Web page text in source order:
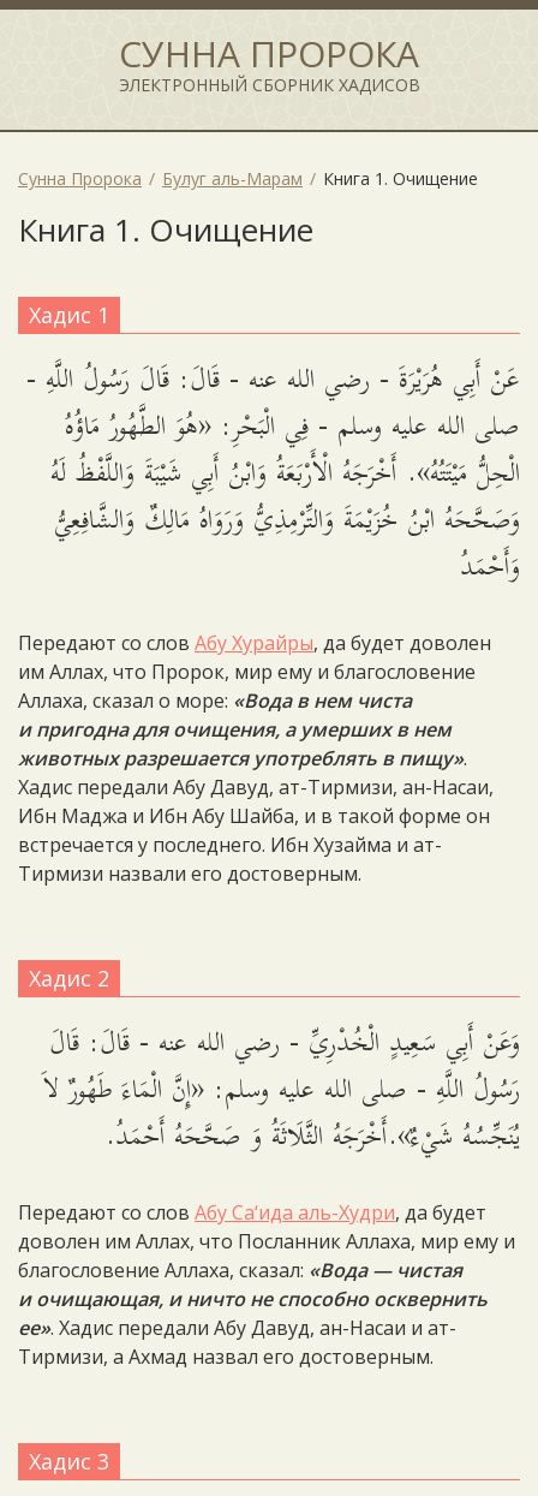
СУННА ПРОРОКА
ЭЛЕКТРОННЫЙ СБОРНИК ХАДИСОВ
Сунна Пророка Булуг аль-Марам Книга 1. Очищение
Книга 1. Очищение
Хадис 1
عَنْ أَبِي هُرَيْرَةَ - رضي الله عنه - قَالَ: قَالَ رَسُولُ اللَّهِ -
صلى الله عليه وسلم - فِي الْبَحْرِ: «هُوَ الطَّهُورُ مَاؤُهُ
الْحِلُّ مَيْتَتُهُ». أَخْرَجَهُ الْأَرْبَعَةُ وَابْنُ أَبِي شَيْبَةَ وَاللَّفْظُ لَهُ
وَصَحَّحَهُ ابْنُ خُزَيْمَةَ وَالتِّرْمِذِيُّ وَرَوَاهُ مَالِكٌ وَالشَّافِعِيُّ
وَأَحْمَدُ
Передают со слов Абу Хурайры, да будет доволен
им Аллах, что Пророк, мир ему и благословение
Аллаха, сказал о море: «Вода в нем чиста
и пригодна для очищения, а умерших в нем
животных разрешается употреблять в пищу».
Хадис передали Абу Давуд, ат-Тирмизи, ан-Насаи,
Ибн Маджа и Ибн Абу Шайба, и в такой форме он
встречается у последнего. Ибн Хузайма и ат-
Тирмизи назвали его достоверным.
Хадис 2
وَعَنْ أَبِي سَعِيدٍ الْخُدْرِيِّ - رضي الله عنه - قَالَ: قَالَ
رَسُولُ اللَّهِ - صلى الله عليه وسلم: «إِنَّ الْمَاءَ طَهُورٌ لاَ
يُنَجِّسُهُ شَيْءٌ».أَخْرَجَهُ الثَّلَاثَةُ وَ صَحَّحَهُ أَحْمَدُ.
Передают со слов Абу Са‘ида аль-Худри, да будет
доволен им Аллах, что Посланник Аллаха, мир ему и
благословение Аллаха, сказал: «Вода — чистая
и очищающая, и ничто не способно осквернить
ее». Хадис передали Абу Давуд, ан-Насаи и ат-
Тирмизи, а Ахмад назвал его достоверным.
Хадис 3